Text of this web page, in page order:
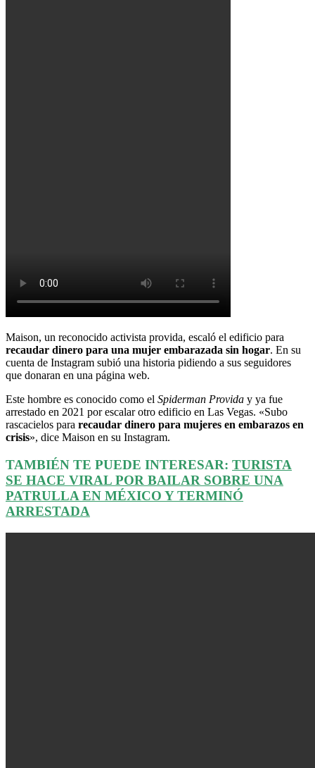
Maison, un reconocido activista provida, escaló el edificio para
recaudar dinero para una mujer embarazada sin hogar. En su
cuenta de Instagram subió una historia pidiendo a sus seguidores
que donaran en una página web.
Este hombre es conocido como el Spiderman Provida y ya fue
arrestado en 2021 por escalar otro edificio en Las Vegas. «Subo
rascacielos para recaudar dinero para mujeres en embarazos en
crisis», dice Maison en su Instagram.
TAMBIÉN TE PUEDE INTERESAR: TURISTA
SE HACE VIRAL POR BAILAR SOBRE UNA
PATRULLA EN MÉXICO Y TERMINÓ
ARRESTADA